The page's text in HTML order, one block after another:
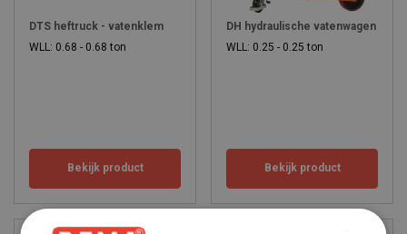
DTS heftruck - vatenklem
WLL: 0.68 - 0.68 ton
Bekijk product
DH hydraulische vatenwagen
WLL: 0.25 - 0.25 ton
Bekijk product